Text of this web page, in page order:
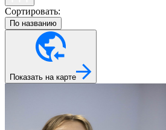
Сортировать:
По названию
Показать на карте